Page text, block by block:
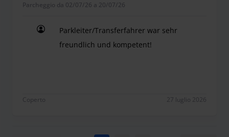
Parcheggio da 02/07/26 a 20/07/26
Parkleiter/Transferfahrer war sehr
freundlich und kompetent!
Coperto 27 luglio 2026